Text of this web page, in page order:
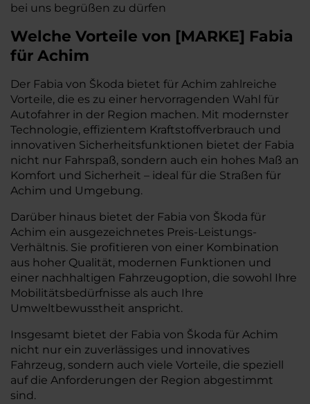
bei uns begrüßen zu dürfen
Welche Vorteile von [MARKE] Fabia
für Achim
Der Fabia von Škoda bietet für Achim zahlreiche
Vorteile, die es zu einer hervorragenden Wahl für
Autofahrer in der Region machen. Mit modernster
Technologie, effizientem Kraftstoffverbrauch und
innovativen Sicherheitsfunktionen bietet der Fabia
nicht nur Fahrspaß, sondern auch ein hohes Maß an
Komfort und Sicherheit – ideal für die Straßen für
Achim und Umgebung.
Darüber hinaus bietet der Fabia von Škoda für
Achim ein ausgezeichnetes Preis-Leistungs-
Verhältnis. Sie profitieren von einer Kombination
aus hoher Qualität, modernen Funktionen und
einer nachhaltigen Fahrzeugoption, die sowohl Ihre
Mobilitätsbedürfnisse als auch Ihre
Umweltbewusstheit anspricht.
Insgesamt bietet der Fabia von Škoda für Achim
nicht nur ein zuverlässiges und innovatives
Fahrzeug, sondern auch viele Vorteile, die speziell
auf die Anforderungen der Region abgestimmt
sind.